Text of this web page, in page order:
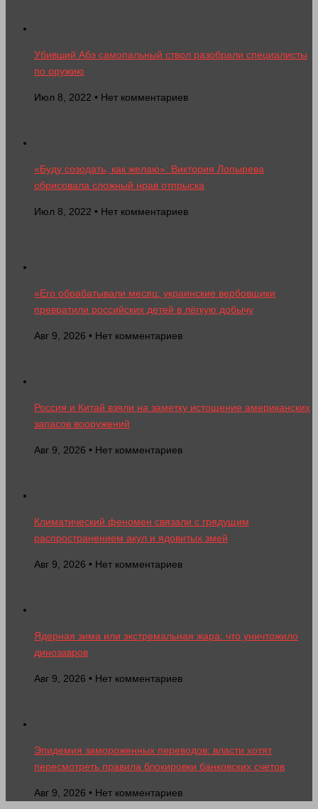
Убивший Абэ самопальный ствол разобрали специалисты
по оружию
Июл 8, 2022 • Нет комментариев
«Буду созодать, как желаю»: Виктория Лопырева
обрисовала сложный нрав отпрыска
Июл 8, 2022 • Нет комментариев
«Его обрабатывали месяц: украинские вербовщики
превратили российских детей в лёгкую добычу
Авг 9, 2026 • Нет комментариев
Россия и Китай взяли на заметку истощение американских
запасов вооружений
Авг 9, 2026 • Нет комментариев
Климатический феномен связали с грядущим
распространением акул и ядовитых змей
Авг 9, 2026 • Нет комментариев
Ядерная зима или экстремальная жара: что уничтожило
динозавров
Авг 9, 2026 • Нет комментариев
Эпидемия замороженных переводов: власти хотят
пересмотреть правила блокировки банковских счетов
Авг 9, 2026 • Нет комментариев